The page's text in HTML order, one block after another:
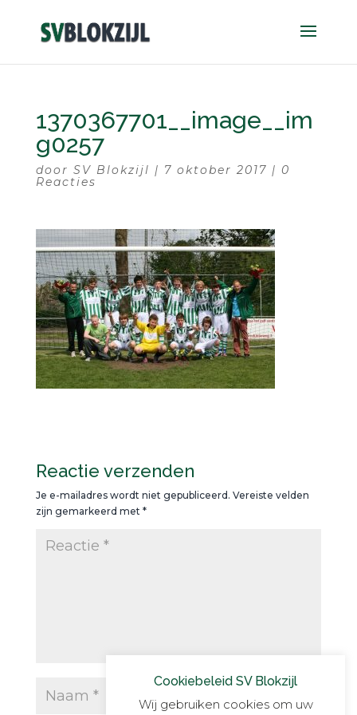
1370367701__image__im
g0257
door SV Blokzijl | 7 oktober 2017 | 0
Reacties
Reactie verzenden
Je e-mailadres wordt niet gepubliceerd. Vereiste velden
zijn gemarkeerd met *
Cookiebeleid SV Blokzijl
Wij gebruiken cookies om uw